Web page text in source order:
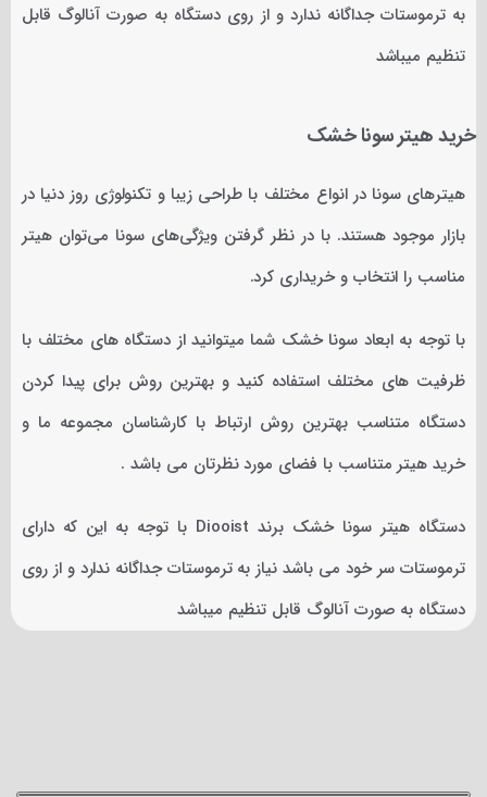
به ترموستات جداگانه ندارد و از روی دستگاه به صورت آنالوگ قابل
تنظیم میباشد
خرید هیتر سونا خشک
هیترهای سونا در انواع مختلف با طراحی زیبا و تکنولوژی روز دنیا در
بازار موجود هستند. با در نظر گرفتن ویژگی‌های سونا می‌توان هیتر
مناسب را انتخاب و خریداری کرد.
با توجه به ابعاد سونا خشک شما میتوانید از دستگاه های مختلف با
ظرفیت های مختلف استفاده کنید و بهترین روش برای پیدا کردن
دستگاه متناسب بهترین روش ارتباط با کارشناسان مجموعه ما و
خرید هیتر متناسب با فضای مورد نظرتان می باشد .
دستگاه هیتر سونا خشک برند Diooist با توجه به این که دارای
ترموستات سر خود می باشد نیاز به ترموستات جداگانه ندارد و از روی
دستگاه به صورت آنالوگ قابل تنظیم میباشد